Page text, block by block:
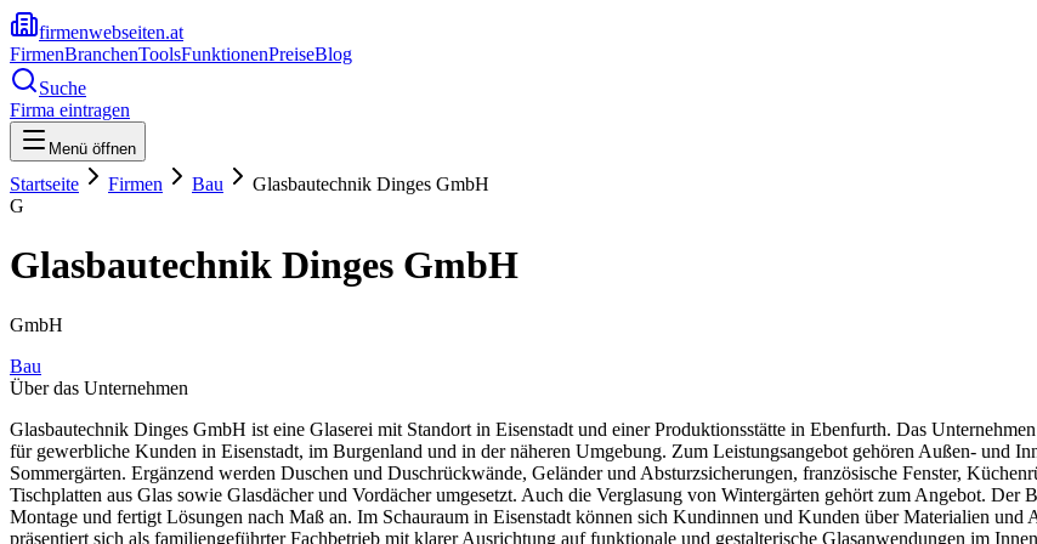
firmenwebseiten.at
FirmenBranchenToolsFunktionenPreiseBlog
Suche
Firma eintragen
Menü öffnen
Startseite Firmen Bau
Glasbautechnik Dinges GmbH
G
Glasbautechnik Dinges GmbH
GmbH
Bau
Über das Unternehmen
Glasbautechnik Dinges GmbH ist eine Glaserei mit Standort in Eisenstadt und einer Produktionsstätte in Ebenfurth. Das
für gewerbliche Kunden in Eisenstadt, im Burgenland und in der näheren Umgebung. Zum Leistungsangebot gehören Außen- und
Sommergärten. Ergänzend werden Duschen und Duschrückwände, Geländer und Absturzsicherungen, französische Fenster,
Tischplatten aus Glas sowie Glasdächer und Vordächer umgesetzt. Auch die Verglasung von Wintergärten gehört zum Angebot. Der
Montage und fertigt Lösungen nach Maß an. Im Schauraum in Eisenstadt können sich Kundinnen und Kunden über Materialien
präsentiert sich als familiengeführter Fachbetrieb mit klarer Ausrichtung auf funktionale und gestalterische Glasanwendungen im